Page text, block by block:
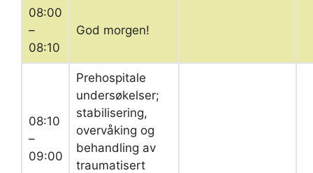
08:00
–
08:10
God morgen!
08:10
–
09:00
Prehospitale
undersøkelser;
stabilisering,
overvåking og
behandling av
traumatisert